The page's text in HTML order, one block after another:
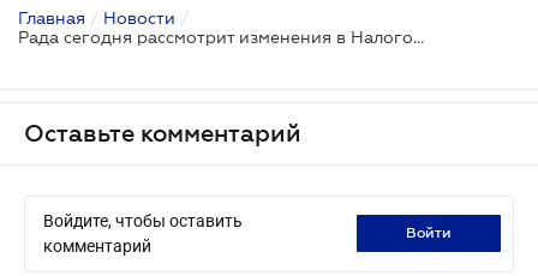
Главная / Новости /
Рада сегодня рассмотрит изменения в Налоговый кодекс
Оставьте комментарий
Войдите, чтобы оставить
комментарий
войти